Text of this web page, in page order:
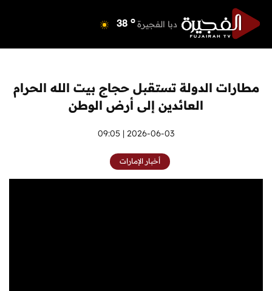
دبا الفجيرة 38 o
أم القيوين o
راس الخيمة 38 o
الفجيرة 37 o
مطارات الدولة تستقبل حجاج بيت الله الحرام
العائدين إلى أرض الوطن
2026-06-03 | 09:05
أخبار الإمارات